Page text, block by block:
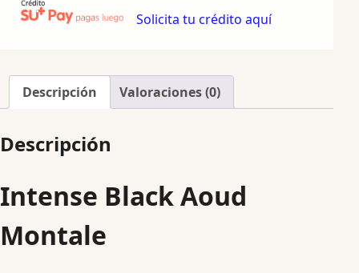
Solicita tu crédito aquí
Descripción Valoraciones (0)
Descripción
Intense Black Aoud
Montale